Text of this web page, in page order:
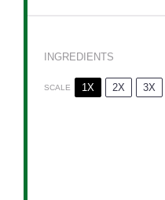
INGREDIENTS
SCALE 1X 2X 3X